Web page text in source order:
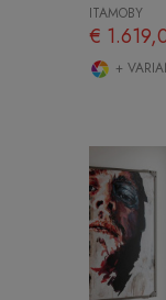
ITAMOBY
€
+